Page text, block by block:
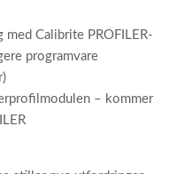
Calibrite PROFILER-
programvare
– kommer